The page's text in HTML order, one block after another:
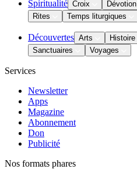
Spiritualité Croix Dévotion
Rites
Temps liturgiques
Découvertes Arts Histoire
Sanctuaires
Voyages
Services
Newsletter
Apps
Magazine
Abonnement
Don
Publicité
Nos formats phares